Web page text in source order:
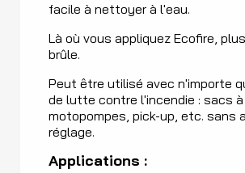
facile à nettoyer à l'eau.
Là où vous appliquez Ecofire,
brûle.
Peut être utilisé avec n'importe
de lutte contre l'incendie : sacs
motopompes, pick-up, etc. sans
réglage.
Applications :